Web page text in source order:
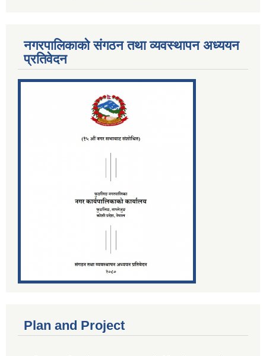
नगरपालिकाको संगठन तथा व्यवस्थापन अध्ययन
प्रतिवेदन
Plan and Project